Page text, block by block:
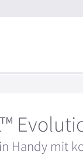
Handy mit